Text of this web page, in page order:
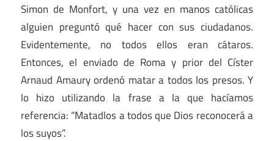
Simon de Monfort, y una vez en manos católicas
alguien preguntó qué hacer con sus ciudadanos.
Evidentemente, no todos ellos eran cátaros.
Entonces, el enviado de Roma y prior del Císter
Arnaud Amaury ordenó matar a todos los presos. Y
lo hizo utilizando la frase a la que hacíamos
referencia: “Matadlos a todos que Dios reconocerá a
los suyos”.